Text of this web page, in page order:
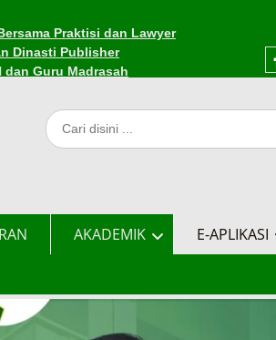
Praktisi dan Lawyer
Dinasti Publisher
dan Guru Madrasah
Search
for:
AKADEMIK
E-APLIKASI